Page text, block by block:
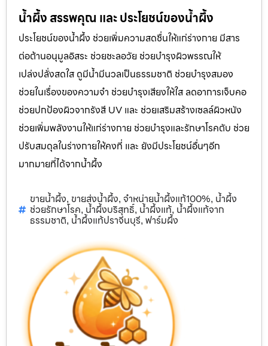
น้ำผึ้ง สรรพคุณ และ ประโยชน์ของน้ำผึ้ง
ประโยชน์ของน้ำผึ้ง ช่วยเพิ่มความสดชื่นให้แก่ร่างกาย มีสาร
ต่อต้านอนุมูลอิสระ ช่วยชะลอวัย ช่วยบำรุงผิวพรรณให้
เปล่งปลั่งสดใส ดูมีน้ำมีนวลเป็นธรรมชาติ ช่วยบำรุงสมอง
ช่วยในเรื่องของความจำ ช่วยบำรุงเสียงให้ใส ลดอาการเจ็บคอ
ช่วยปกป้องผิวจากรังสี UV และ ช่วยเสริมสร้างเซลล์ผิวหนัง
ช่วยเพิ่มพลังงานให้แก่ร่างกาย ช่วยบำรุงและรักษาโรคตับ ช่วย
ปรับสมดุลในร่างกายให้คงที่ และ ยังมีประโยชน์อื่นๆอีก
มากมายที่ได้จากน้ำผึ้ง
ขายน้ำผึ้ง, ขายส่งน้ำผึ้ง, จำหน่ายน้ำผึ้งแท้100%, น้ำผึ้ง
ช่วยรักษาโรค, น้ำผึ้งบริสุทธิ์, น้ำผึ้งแท้, น้ำผึ้งแท้จาก
ธรรมชาติ, น้ำผึ้งแท้ปราจีนบุรี, ฟาร์มผึ้ง